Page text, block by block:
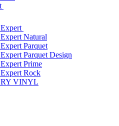
Natural
Parquet
Parquet Design
Prime
Rock
VINYL